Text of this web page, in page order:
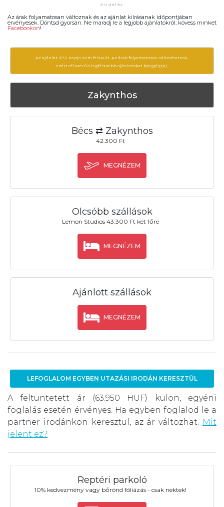
Az árak folyamatosan változnak és az ajánlat kiírásanak időpontjában
érvényesek. Döntsd gyorsan. Ne maradj le a legjobb ajánlatokról, kövess minket
Facebookon!
Az ajánlat 2757 napja nem frissült. Az árak folyamatosan változhatnak,
ezért célszerű a legfrissebb ajánlatokat böngészni.
Zakynthos
Bécs ⇄ Zakynthos
42.300 Ft
MEGNÉZEM
Olcsóbb szállások
Lemon Studios 43.300 Ft két főre
MEGNÉZEM
Ajánlott szállások
MEGNÉZEM
LEFOGLALOM EGYBEN UTAZÁSI IRODÁN KERESZTÜL
A feltüntetett ár (63.950 HUF) külön, egyéni
foglalás esetén érvényes. Ha egyben foglalod le a
partner irodánkon keresztül, az ár változhat. Mit
jelent ez?
Reptéri parkoló
10% kedvezmény vagy bőrönd fóliázás - csak nektek!